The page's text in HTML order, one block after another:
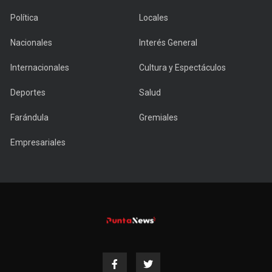
Política Locales
Nacionales Interés General
Internacionales Cultura y Espectáculos
Deportes Salud
Farándula Gremiales
Empresariales